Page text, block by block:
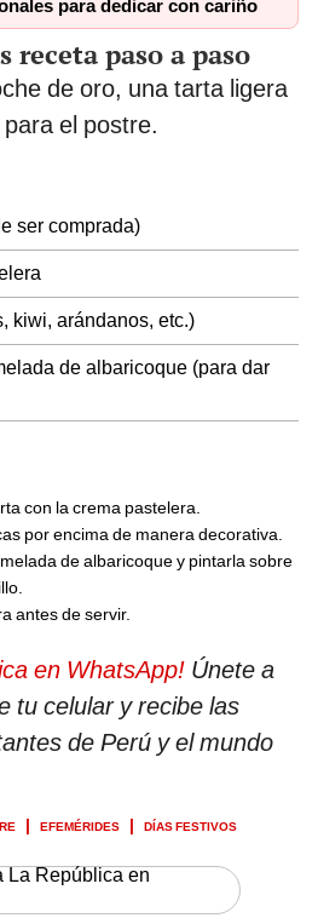
para dedicar con cariño
receta paso a paso
de oro, una tarta ligera
el postre.
ser comprada)
kiwi, arándanos, etc.)
de albaricoque (para dar
con la crema pastelera.
por encima de manera decorativa.
de albaricoque y pintarla sobre
antes de servir.
en WhatsApp! Únete a
tu celular y recibe las
de Perú y el mundo
EFEMÉRIDES DÍAS FESTIVOS
La República en